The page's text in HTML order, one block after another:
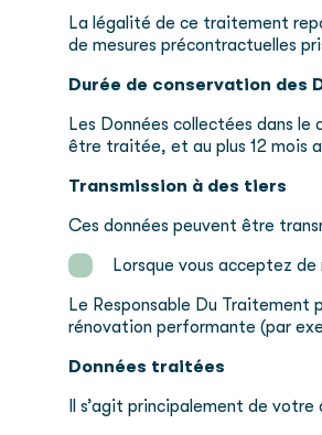
La légalité de ce traitement
de mesures précontractuelles
Durée de conservation des
Les Données collectées dans
être traitée, et au plus 12 mois
Transmission à des tiers
Ces données peuvent être
Lorsque vous acceptez
Le Responsable Du Traitement
rénovation performante (par
Données traitées
Il s’agit principalement de